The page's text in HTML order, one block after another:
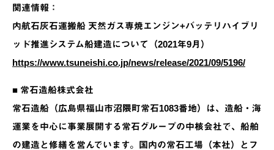
関連情報：
内航石灰石運搬船 天然ガス専焼エンジン+バッテリハイブリ
ッド推進システム船建造について（2021年9月）
https://www.tsuneishi.co.jp/news/release/2021/09/5196/
■ 常石造船株式会社
常石造船（広島県福山市沼隈町常石1083番地）は、造船・海
運業を中心に事業展開する常石グループの中核会社で、船舶
の建造と修繕を営んでいます。国内の常石工場（本社）とフ